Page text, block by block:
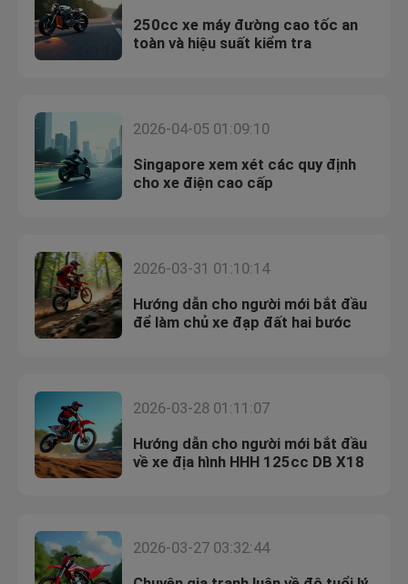
250cc xe máy đường cao tốc an
toàn và hiệu suất kiểm tra
2026-04-05 01:09:10
Singapore xem xét các quy định
cho xe điện cao cấp
2026-03-31 01:10:14
Hướng dẫn cho người mới bắt đầu
để làm chủ xe đạp đất hai bước
2026-03-28 01:11:07
Hướng dẫn cho người mới bắt đầu
về xe địa hình HHH 125cc DB X18
2026-03-27 03:32:44